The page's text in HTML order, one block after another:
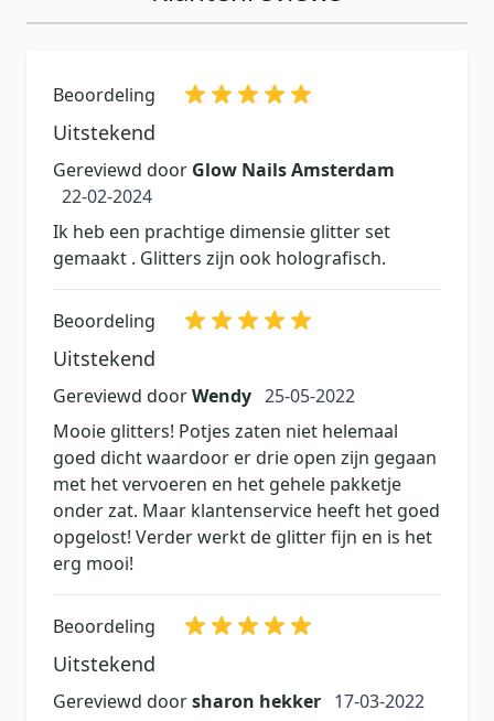
Beoordeling
Uitstekend
Gereviewd door Glow Nails Amsterdam
22 februari 2024
22-02-2024
Ik heb een prachtige dimensie glitter set
gemaakt . Glitters zijn ook holografisch.
Beoordeling
Uitstekend
Gereviewd doorWendy 25 mei 2022
25-05-2022
Mooie glitters! Potjes zaten niet helemaal
goed dicht waardoor er drie open zijn gegaan
met het vervoeren en het gehele pakketje
onder zat. Maar klantenservice heeft het goed
opgelost! Verder werkt de glitter fijn en is het
erg mooi!
Beoordeling
Uitstekend
Gereviewd doorsharon hekker 17 maart 2022
17-03-2022